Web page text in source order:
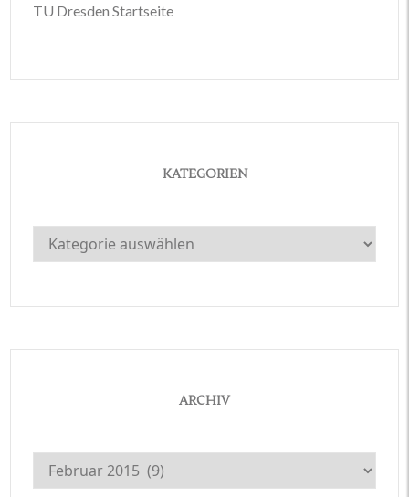
TU Dresden Startseite
KATEGORIEN
Kategorien
ARCHIV
Archiv